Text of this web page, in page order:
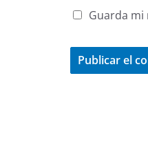
Guarda mi